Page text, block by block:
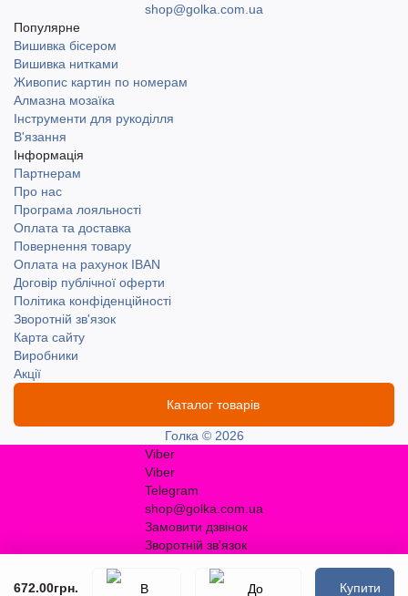
672.00грн. Купити
shop@golka.com.ua
Популярне
Вишивка бісером
Вишивка нитками
Живопис картин по номерам
Алмазна мозаїка
Інструменти для рукоділля
В'язання
Інформація
Партнерам
Про нас
Програма лояльності
Оплата та доставка
Повернення товару
Оплата на рахунок IBAN
Договір публічної оферти
Політика конфіденційності
Зворотній зв'язок
Карта сайту
Виробники
Акції
Каталог товарів
Голка © 2026
Viber
Viber
Telegram
shop@golka.com.ua
Замовити дзвінок
Зворотній зв'язок